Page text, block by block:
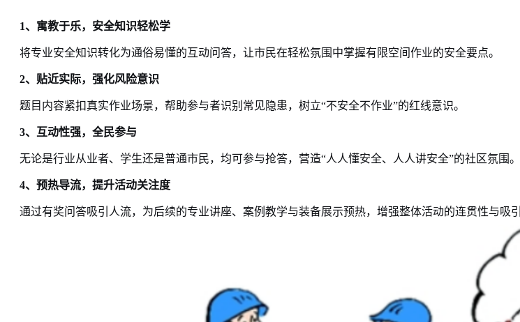
1、 寓教于乐，安全知识轻松学
将专业安全知识转化为通俗易懂的互动问答，让市民在轻松氛围中掌握有限空间作业的安全要点。
2、 贴近实际，强化风险意识
题目内容紧扣真实作业场景，帮助参与者识别常见隐患，树立“不安全不作业”的红线意识。
3、 互动性强，全民参与
无论是行业从业者、学生还是普通市民，均可参与抢答，营造“人人懂安全、人人讲安全”的社区氛围。
4、 预热导流，提升活动关注度
通过有奖问答吸引人流，为后续的专业讲座、案例教学与装备展示预热，增强整体活动的连贯性与吸引